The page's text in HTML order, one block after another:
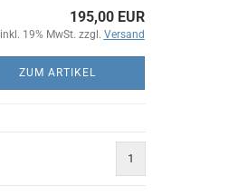
195,00 EUR
inkl. 19% MwSt. zzgl. Versand
ZUM ARTIKEL
1